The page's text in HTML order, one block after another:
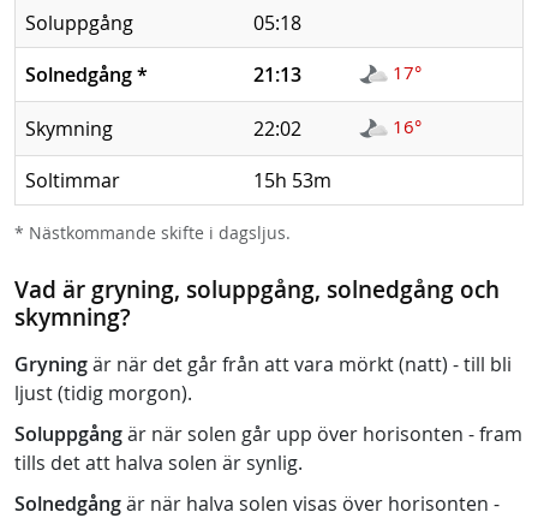
Soluppgång
05:18
Solnedgång* 21:13 17°
Skymning 22:02 16°
Soltimmar 15h 53m
* Nästkommande skifte i dagsljus.
Vad är gryning, soluppgång, solnedgång och
skymning?
Gryningär när det går från att vara mörkt (natt) - till bli
ljust (tidig morgon).
Soluppgångär när solen går upp över horisonten - fram
tills det att halva solen är synlig.
Solnedgångär när halva solen visas över horisonten -